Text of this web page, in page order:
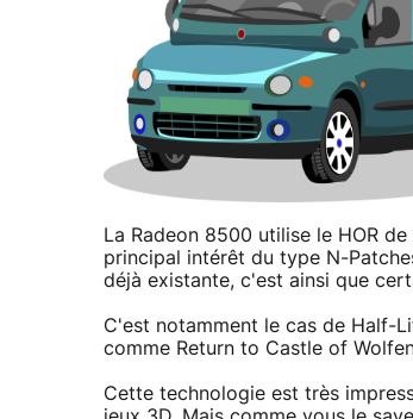
La Radeon 8500 utilise le HOR
principal intérêt du type N-
déjà existante, c'est ainsi que
C'est notamment le cas de Half-
comme Return to Castle of
Cette technologie est très